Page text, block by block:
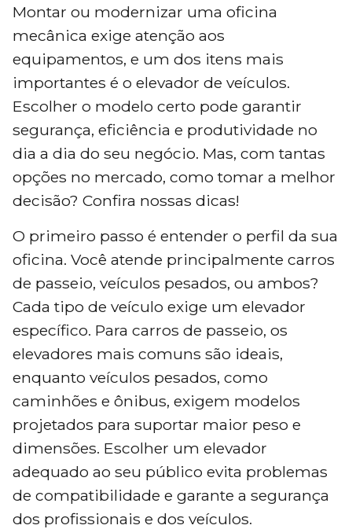
Montar ou modernizar uma oficina
mecânica exige atenção aos
equipamentos, e um dos itens mais
importantes é o elevador de veículos.
Escolher o modelo certo pode garantir
segurança, eficiência e produtividade no
dia a dia do seu negócio. Mas, com tantas
opções no mercado, como tomar a melhor
decisão? Confira nossas dicas!
O primeiro passo é entender o perfil da sua
oficina. Você atende principalmente carros
de passeio, veículos pesados, ou ambos?
Cada tipo de veículo exige um elevador
específico. Para carros de passeio, os
elevadores mais comuns são ideais,
enquanto veículos pesados, como
caminhões e ônibus, exigem modelos
projetados para suportar maior peso e
dimensões. Escolher um elevador
adequado ao seu público evita problemas
de compatibilidade e garante a segurança
dos profissionais e dos veículos.